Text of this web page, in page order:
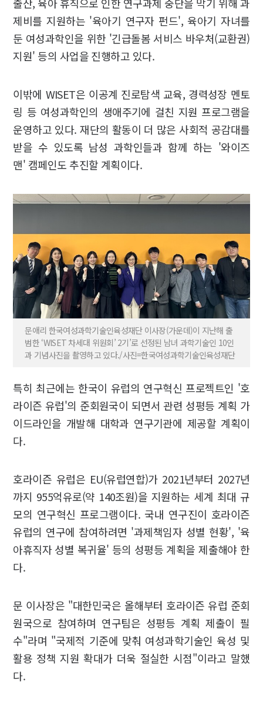
제비를 지원하는 '육아기 연구자 펀드', 육아기 자녀를
둔 여성과학인을 위한 '긴급돌봄 서비스 바우처(교환권)
지원' 등의 사업을 진행하고 있다.
이밖에 WISET은 이공계 진로탐색 교육, 경력성장 멘토
링 등 여성과학인의 생애주기에 걸친 지원 프로그램을
운영하고 있다. 재단의 활동이 더 많은 사회적 공감대를
받을 수 있도록 남성 과학인들과 함께 하는 '와이즈
맨' 캠페인도 추진할 계획이다.
문애리 한국여성과학기술인육성재단 이사장(가운데)이 지난해 출
범한 ‘WISET 차세대 위원회’ 2기’로 선정된 남녀 과학기술인 10인
과 기념사진을 촬영하고 있다./사진=한국여성과학기술인육성재단
특히 최근에는 한국이 유럽의 연구혁신 프로젝트인 '호
라이즌 유럽'의 준회원국이 되면서 관련 성평등 계획 가
이드라인을 개발해 대학과 연구기관에 제공할 계획이
다.
호라이즌 유럽은 EU(유럽연합)가 2021년부터 2027년
까지 955억유로(약 140조원)을 지원하는 세계 최대 규
모의 연구혁신 프로그램이다. 국내 연구진이 호라이즌
유럽의 연구에 참여하려면 '과제책임자 성별 현황', '육
아휴직자 성별 복귀율' 등의 성평등 계획을 제출해야 한
다.
문 이사장은 "대한민국은 올해부터 호라이즌 유럽 준회
원국으로 참여하며 연구팀은 성평등 계획 제출이 필
수"라며 "국제적 기준에 맞춰 여성과학기술인 육성 및
활용 정책 지원 확대가 더욱 절실한 시점"이라고 말했
다.